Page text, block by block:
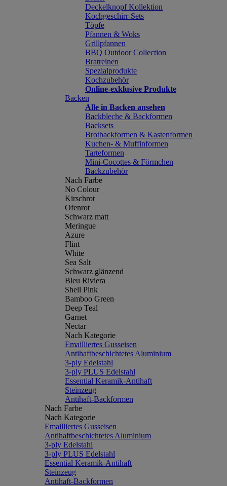
Deckelknopf Kollektion
Kochgeschirr-Sets
Töpfe
Pfannen & Woks
Grillpfannen
BBQ Outdoor Collection
Bratreinen
Spezialprodukte
Kochzubehör
Online-exklusive Produkte
Backen
Alle in Backen ansehen
Backbleche & Backformen
Backsets
Brotbackformen & Kastenformen
Kuchen- & Muffinformen
Tarteformen
Mini-Cocottes & Förmchen
Backzubehör
Nach Farbe
No Colour
Kirschrot
Ofenrot
Schwarz matt
Meringue
Azure
Flint
White
Sea Salt
Schwarz glänzend
Bleu Riviera
Shell Pink
Bamboo Green
Deep Teal
Garnet
Nectar
Nach Kategorie
Emailliertes Gusseisen
Antihaftbeschichtetes Aluminium
3-ply Edelstahl
3-ply PLUS Edelstahl
Essential Keramik-Antihaft
Steinzeug
Antihaft-Backformen
Nach Farbe
Nach Kategorie
Emailliertes Gusseisen
Antihaftbeschichtetes Aluminium
3-ply Edelstahl
3-ply PLUS Edelstahl
Essential Keramik-Antihaft
Steinzeug
Antihaft-Backformen